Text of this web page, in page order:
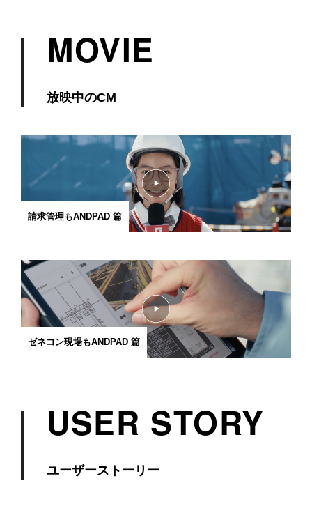
MOVIE
放映中のCM
請求管理もANDPAD 篇
ゼネコン現場もANDPAD 篇
USER STORY
ユーザーストーリー